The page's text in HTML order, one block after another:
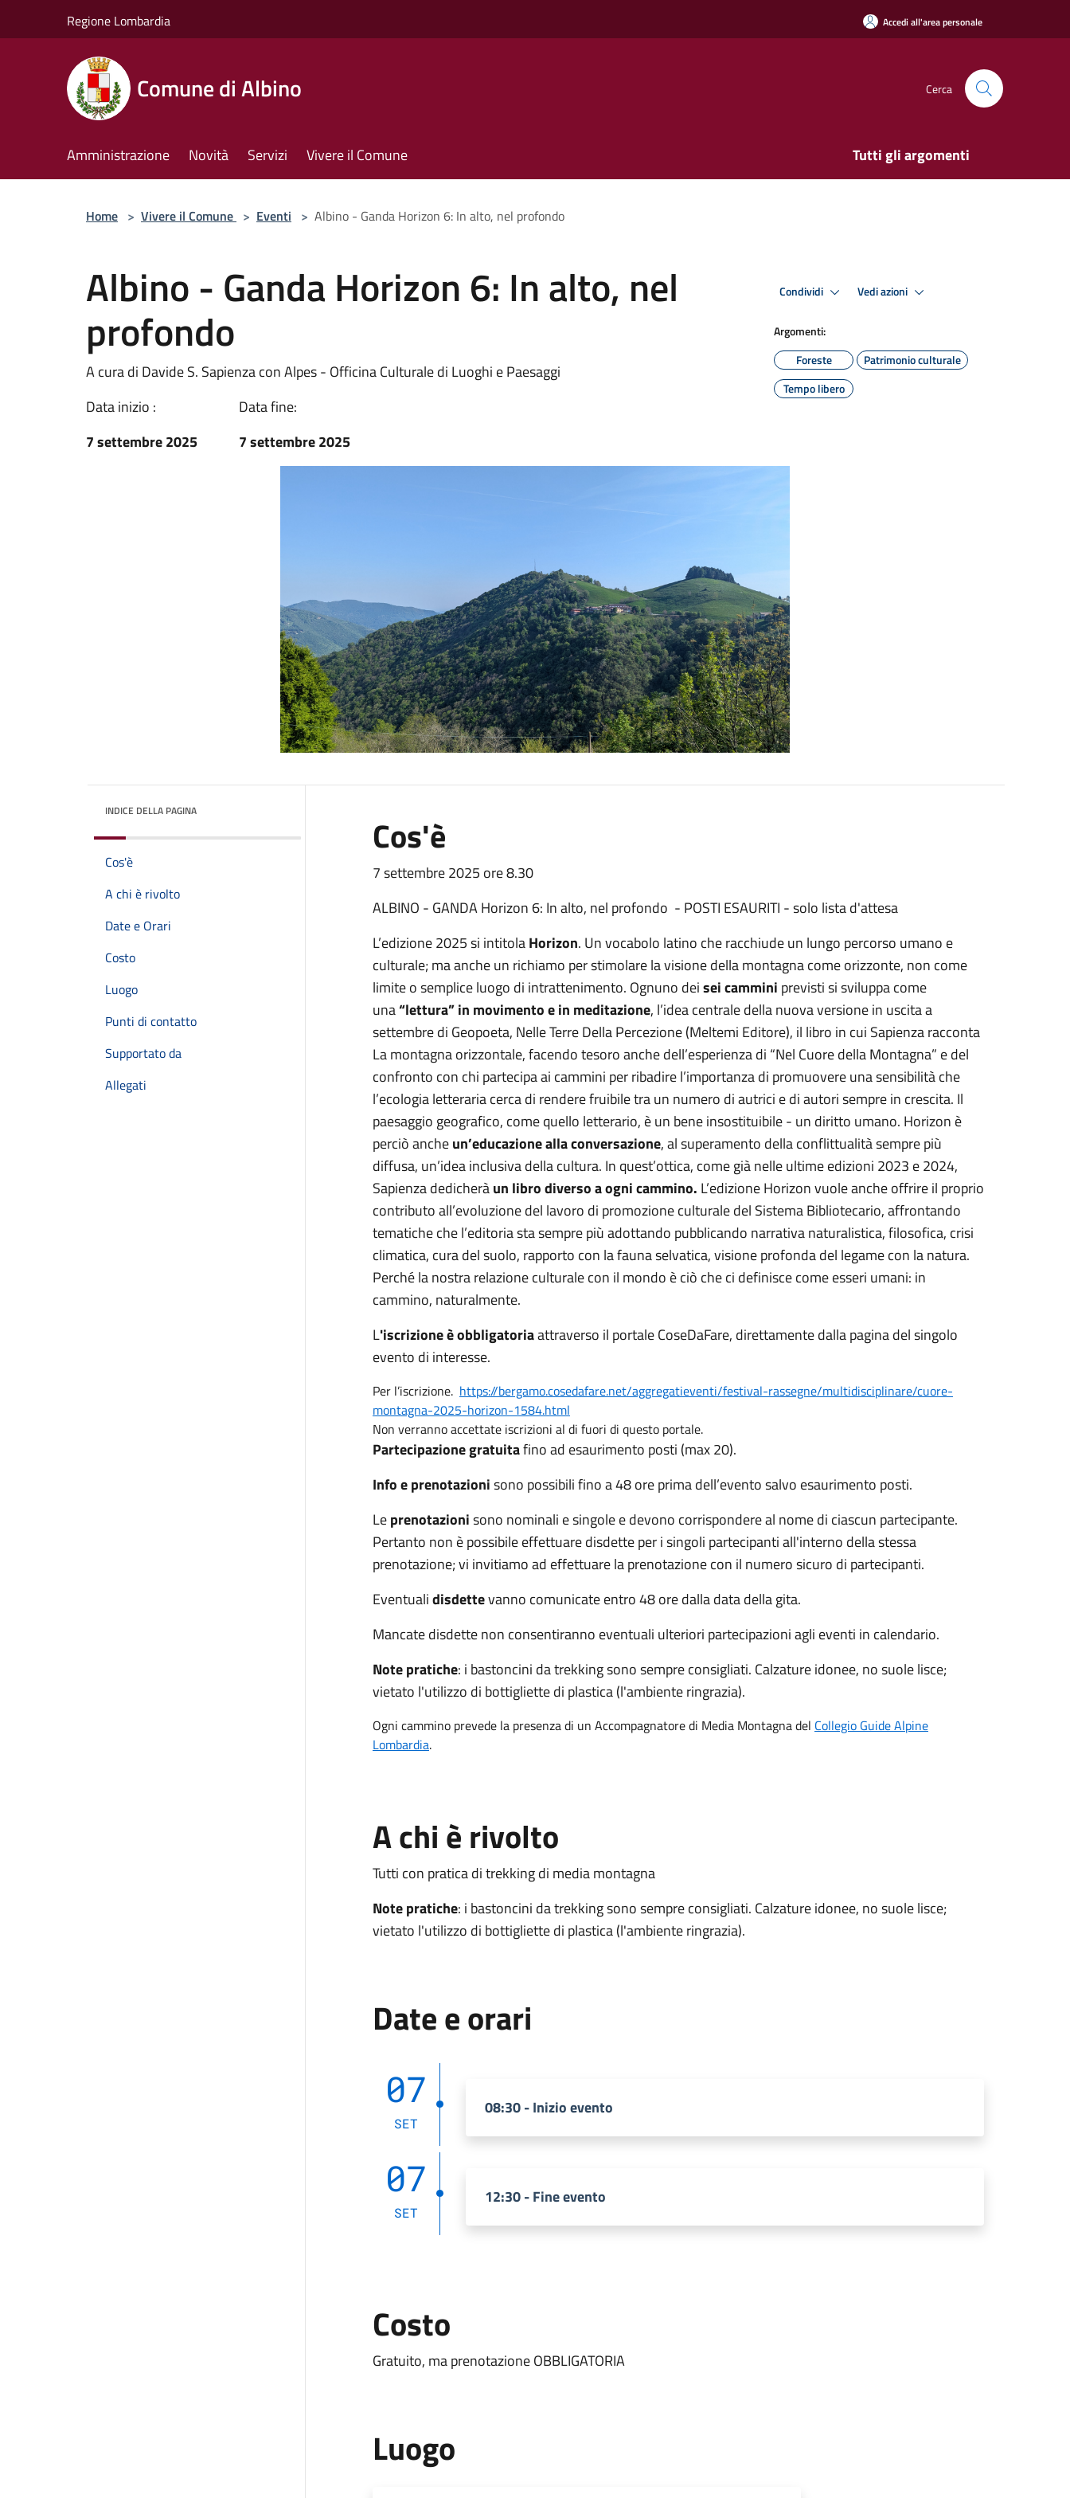
Regione Lombardia Accedi all'area personale
Comune di Albino Cerca
Amministrazione Novità Servizi Vivere il Comune Tutti gli argomenti
Home > Vivere il Comune > Eventi > Albino - Ganda Horizon 6: In alto, nel profondo
Albino - Ganda Horizon 6: In alto, nel
profondo
A cura di Davide S. Sapienza con Alpes - Officina Culturale di Luoghi e Paesaggi
Data inizio :
7 settembre 2025
Data fine:
7 settembre 2025
Condividi Vedi azioni
Argomenti:
Foreste
Patrimonio culturale
Tempo libero
INDICE DELLA PAGINA
Cos'è
A chi è rivolto
Date e Orari
Costo
Luogo
Punti di contatto
Supportato da
Allegati
Cos'è
7 settembre 2025 ore 8.30
ALBINO - GANDA Horizon 6: In alto, nel profondo - POSTI ESAURITI - solo lista d'attesa
L’edizione 2025 si intitolaHorizon. Un vocabolo latino che racchiude un lungo percorso umano e
culturale; ma anche un richiamo per stimolare la visione della montagna come orizzonte, non come
limite o semplice luogo di intrattenimento. Ognuno deisei cammini previsti si sviluppa come
una“lettura” in movimento e in meditazione, l’idea centrale della nuova versione in uscita a
settembre di Geopoeta, Nelle Terre Della Percezione (Meltemi Editore), il libro in cui Sapienza racconta
La montagna orizzontale, facendo tesoro anche dell’esperienza di “Nel Cuore della Montagna” e del
confronto con chi partecipa ai cammini per ribadire l’importanza di promuovere una sensibilità che
l’ecologia letteraria cerca di rendere fruibile tra un numero di autrici e di autori sempre in crescita. Il
paesaggio geografico, come quello letterario, è un bene insostituibile - un diritto umano. Horizon è
perciò ancheun’educazione alla conversazione, al superamento della conflittualità sempre più
diffusa, un’idea inclusiva della cultura. In quest’ottica, come già nelle ultime edizioni 2023 e 2024,
Sapienza dedicheràun libro diverso a ogni cammino. L’edizione Horizon vuole anche offrire il proprio
contributo all’evoluzione del lavoro di promozione culturale del Sistema Bibliotecario, affrontando
tematiche che l’editoria sta sempre più adottando pubblicando narrativa naturalistica, filosofica, crisi
climatica, cura del suolo, rapporto con la fauna selvatica, visione profonda del legame con la natura.
Perché la nostra relazione culturale con il mondo è ciò che ci definisce come esseri umani: in
cammino, naturalmente.
L'iscrizione è obbligatoriaattraverso il portale CoseDaFare, direttamente dalla pagina del singolo
evento di interesse.
Per l’iscrizione. https://bergamo.cosedafare.net/aggregatieventi/festival-rassegne/multidisciplinare/cuore-
montagna-2025-horizon-1584.html
Non verranno accettate iscrizioni al di fuori di questo portale.
Partecipazione gratuitafino ad esaurimento posti (max 20).
Info e prenotazionisono possibili fino a 48 ore prima dell’evento salvo esaurimento posti.
Leprenotazionisono nominali e singole e devono corrispondere al nome di ciascun partecipante.
Pertanto non è possibile effettuare disdette per i singoli partecipanti all'interno della stessa
prenotazione; vi invitiamo ad effettuare la prenotazione con il numero sicuro di partecipanti.
Eventualidisdettevanno comunicate entro 48 ore dalla data della gita.
Mancate disdette non consentiranno eventuali ulteriori partecipazioni agli eventi in calendario.
Note pratiche: i bastoncini da trekking sono sempre consigliati. Calzature idonee, no suole lisce;
vietato l'utilizzo di bottigliette di plastica (l'ambiente ringrazia).
Ogni cammino prevede la presenza di un Accompagnatore di Media Montagna del Collegio Guide Alpine
Lombardia.
A chi è rivolto
Tutti con pratica di trekking di media montagna
Note pratiche: i bastoncini da trekking sono sempre consigliati. Calzature idonee, no suole lisce;
vietato l'utilizzo di bottigliette di plastica (l'ambiente ringrazia).
Date e orari
07
SET
08:30 - Inizio evento
07
SET
12:30 - Fine evento
Costo
Gratuito, ma prenotazione OBBLIGATORIA
Luogo